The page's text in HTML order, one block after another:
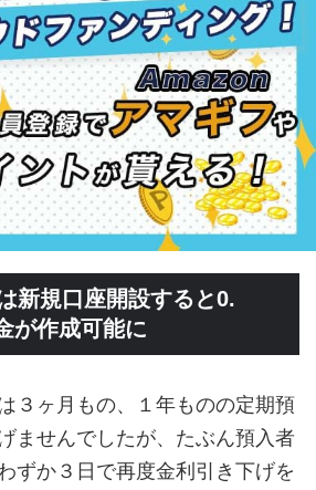
新規口座開設すると0.
が作成可能に
３ヶ月もの、１年ものの定期預
ませんでしたが、たぶん預入者
ずか３日で再度金利引き下げを